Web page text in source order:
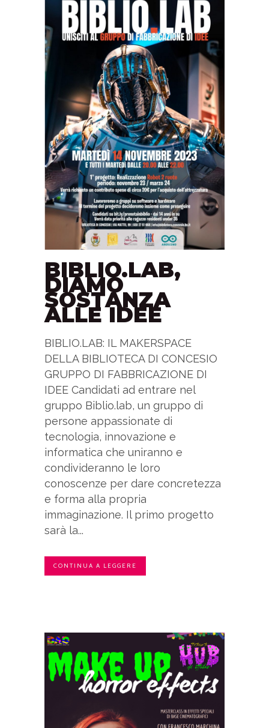
BIBLIO.LAB,
DIAMO
SOSTANZA
ALLE IDEE
BIBLIO.LAB: IL MAKERSPACE
DELLA BIBLIOTECA DI CONCESIO
G RUPPO DI FABBRICAZIONE DI
IDEE Candidati ad entrare nel
gruppo Biblio.lab, un gruppo di
persone appassionate di
tecnologia, innovazione e
informatica che uniranno e
condivideranno le loro
conoscenze per dare concretezza
e forma alla propria
immaginazione. I l primo progetto
sarà la...
CONTINUA A LEGGERE